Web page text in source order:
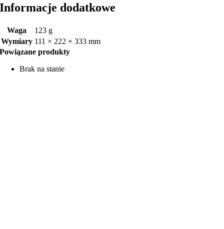
Informacje dodatkowe
Waga
123 g
Wymiary 111 × 222 × 333 mm
Powiązane produkty
Brak na stanie